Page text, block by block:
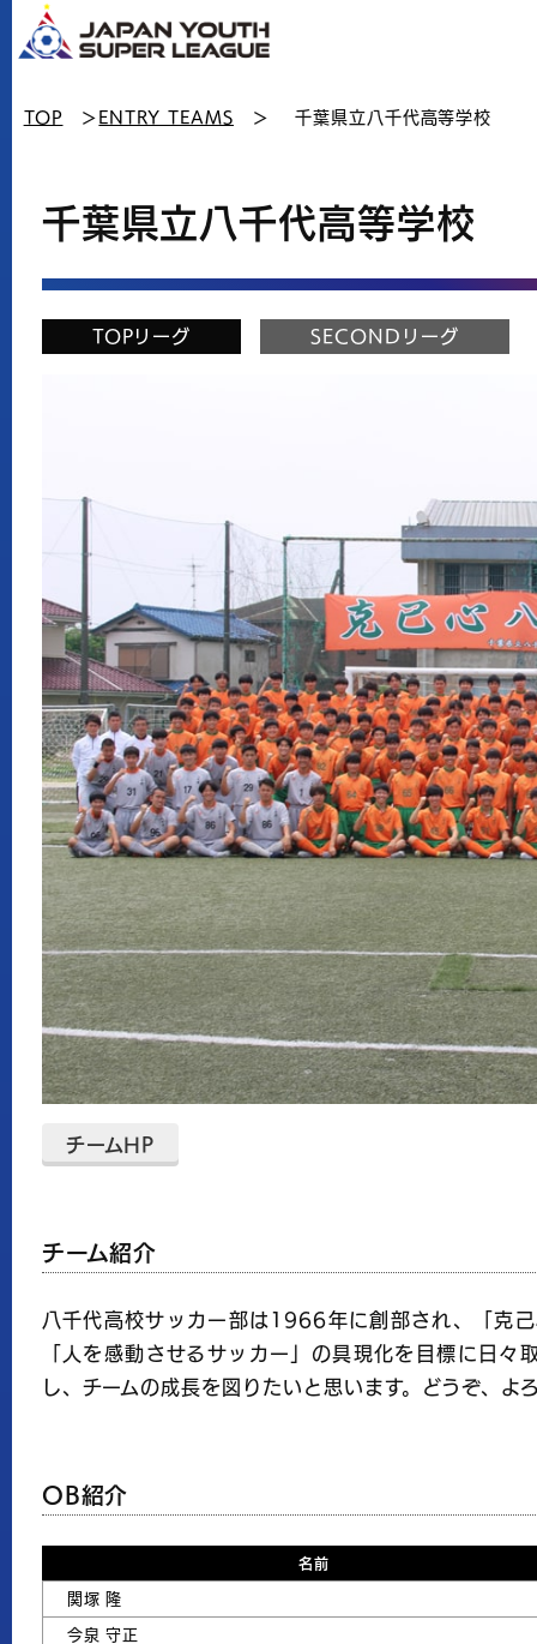
TOP ＞ ENTRY TEAMS ＞ 千葉県立八千代高等学校
千葉県立八千代高等学校
TOPリーグ SECONDリーグ
チームHP
チーム紹介
八千代高校サッカー部は1966年に創部され、「克
「人を感動させるサッカー」の具現化を目標に日々
し、チームの成長を図りたいと思います。どうぞ、よ
OB紹介
名前
関塚 隆
今泉 守正